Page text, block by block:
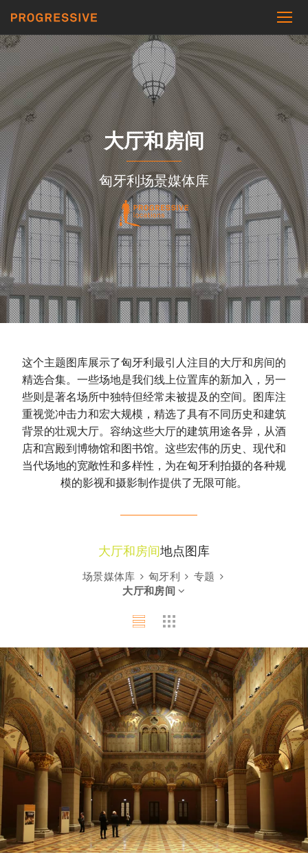
大厅和房间
匈牙利场景媒体库
这个主题图库展示了匈牙利最引人注目的大厅和房间的
精选合集。一些场地是我们线上位置库的新加入，另一
些则是著名场所中独特但经常未被提及的空间。图库注
重视觉冲击力和宏大规模，精选了具有不同历史和建筑
背景的壮观大厅。容纳这些大厅的建筑用途各异，从酒
店和宫殿到博物馆和图书馆。这些宏伟的历史、现代和
当代场地的宽敞性和多样性，为在匈牙利拍摄的各种规
模的影视和摄影制作提供了无限可能。
大厅和房间地点图库
场景媒体库 匈牙利
专题
大厅和房间